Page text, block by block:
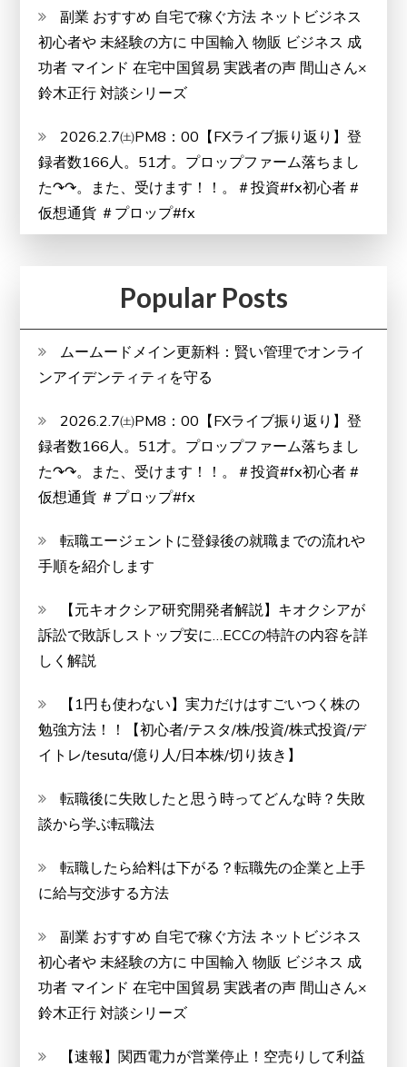
う
な
の？
解
説】
副業 おすすめ 自宅で稼ぐ方法 ネットビジネス
初心者や 未経験の方に 中国輸入 物販 ビジネス 成
功者 マインド 在宅中国貿易 実践者の声 間山さん×
鈴木正行 対談シリーズ
2026.2.7㈯PM8：00【FXライブ振り返り】登
録者数166人。51才。プロップファーム落ちまし
た↷↷。また、受けます！！。＃投資#fx初心者 #
仮想通貨 ＃プロップ#fx
Popular Posts
ムームードメイン更新料：賢い管理でオンライ
ンアイデンティティを守る
2026.2.7㈯PM8：00【FXライブ振り返り】登
録者数166人。51才。プロップファーム落ちまし
た↷↷。また、受けます！！。＃投資#fx初心者 #
仮想通貨 ＃プロップ#fx
転職エージェントに登録後の就職までの流れや
手順を紹介します
【元キオクシア研究開発者解説】キオクシアが
訴訟で敗訴しストップ安に…ECCの特許の内容を詳
しく解説
【1円も使わない】実力だけはすごいつく株の
勉強方法！！【初心者/テスタ/株/投資/株式投資/デ
イトレ/tesuta/億り人/日本株/切り抜き】
転職後に失敗したと思う時ってどんな時？失敗
談から学ぶ転職法
転職したら給料は下がる？転職先の企業と上手
に給与交渉する方法
副業 おすすめ 自宅で稼ぐ方法 ネットビジネス
初心者や 未経験の方に 中国輸入 物販 ビジネス 成
功者 マインド 在宅中国貿易 実践者の声 間山さん×
鈴木正行 対談シリーズ
【速報】関西電力が営業停止！空売りして利益